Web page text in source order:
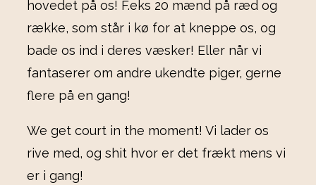
hovedet på os! F.eks 20 mænd på ræd og
række, som står i kø for at kneppe os, og
bade os ind i deres væsker! Eller når vi
fantaserer om andre ukendte piger, gerne
flere på en gang!
We get court in the moment! Vi lader os
rive med, og shit hvor er det frækt mens vi
er i gang!